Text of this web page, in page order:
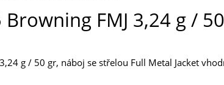
FMJ 3,24 g /
g / 50 gr, náboj se střelou Full Metal Jacket